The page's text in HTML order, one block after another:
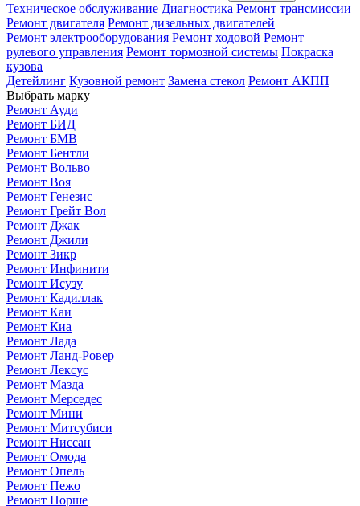
Техническое обслуживание Диагностика Ремонт трансмиссии
Ремонт двигателя Ремонт дизельных двигателей
Ремонт электрооборудования Ремонт ходовой Ремонт
рулевого управления Ремонт тормозной системы Покраска
кузова
Детейлинг Кузовной ремонт Замена стекол Ремонт АКПП
Выбрать марку
Ремонт Ауди
Ремонт БИД
Ремонт БМВ
Ремонт Бентли
Ремонт Вольво
Ремонт Воя
Ремонт Генезис
Ремонт Грейт Вол
Ремонт Джак
Ремонт Джили
Ремонт Зикр
Ремонт Инфинити
Ремонт Исузу
Ремонт Кадиллак
Ремонт Каи
Ремонт Киа
Ремонт Лада
Ремонт Ланд-Ровер
Ремонт Лексус
Ремонт Мазда
Ремонт Мерседес
Ремонт Мини
Ремонт Митсубиси
Ремонт Ниссан
Ремонт Омода
Ремонт Опель
Ремонт Пежо
Ремонт Порше